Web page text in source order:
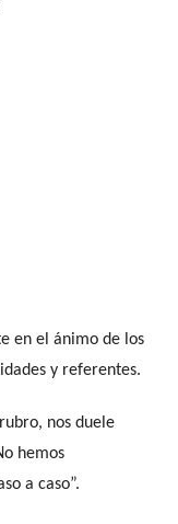
en el ánimo de los
y referentes.
nos duele
hemos
a caso”.